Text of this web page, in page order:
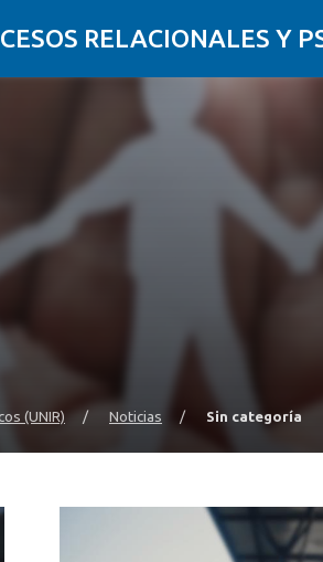
RELACIONALES Y
(UNIR) / Noticias / Sin categoría